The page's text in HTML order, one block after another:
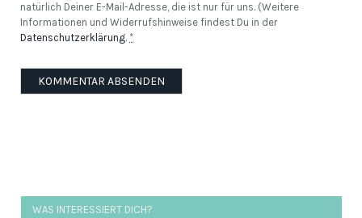
natürlich Deiner E-Mail-Adresse, die ist nur für uns. (Weitere
Informationen und Widerrufshinweise findest Du in der
Datenschutzerklärung. *
WAS INTERESSIERT DICH?